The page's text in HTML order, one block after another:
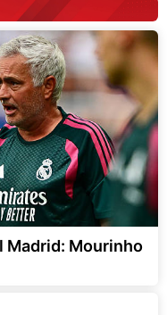
Madrid: Mourinho